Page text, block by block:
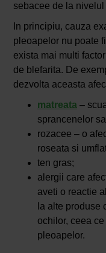
sebacee de la
In principiu, cauza
pleoapelor nu poate
exista mai multi
de blefarita. De
dezvolta aceasta
matreata –
sprancenelor
rozacee – o
roseata si
ten gras;
alergii care
aveti o reactie
la alte produse
ochilor, ceea
pleoapelor.